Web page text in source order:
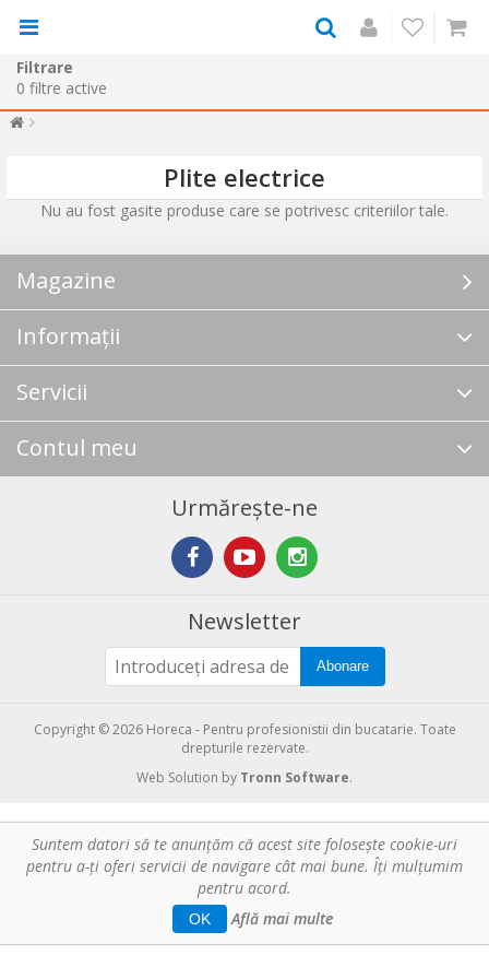
Filtrare
0 filtre active
Plite electrice
Nu au fost gasite produse care se potrivesc criteriilor tale.
Magazine
Informații
Servicii
Contul meu
Urmărește-ne
Newsletter
Abonare
Copyright © 2026 Horeca - Pentru profesionistii din bucatarie. Toate
drepturile rezervate.
Web Solution by Tronn Software.
Suntem datori să te anunţăm că acest site foloseşte cookie-uri
pentru a-ți oferi servicii de navigare cât mai bune. Îţi mulțumim
pentru acord.
OK Află mai multe